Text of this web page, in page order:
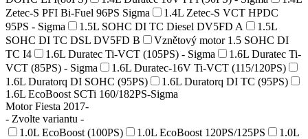
Zetec-S PFI Bi-Fuel 96PS Sigma
1.4L Zetec-S VCT HPDC
95PS - Sigma
1.5L SOHC DI TC Diesel DV5FD A
1.5L
SOHC DI TC DSL DV5FD B
Vznětový motor 1.5 SOHC DI
TC I4
1.6L Duratec Ti-VCT (105PS) - Sigma
1.6L Duratec Ti-
VCT (85PS) - Sigma
1.6L Duratec-16V Ti-VCT (115/120PS)
1.6L Duratorq DI SOHC (95PS)
1.6L Duratorq DI TC (95PS)
1.6L EcoBoost SCTi 160/182PS-Sigma
Motor Fiesta 2017-
- Zvolte variantu -
1.0L EcoBoost (100PS)
1.0L EcoBoost 120PS/125PS
1.0L